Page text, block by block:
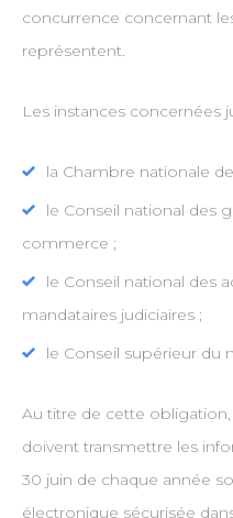
concurrence concernant
représentent.
Les instances concernées
la Chambre nationale
le Conseil national des
commerce ;
le Conseil national des
mandataires judiciaires ;
le Conseil supérieur du
Au titre de cette
doivent transmettre les
30 juin de chaque année
électronique sécurisée